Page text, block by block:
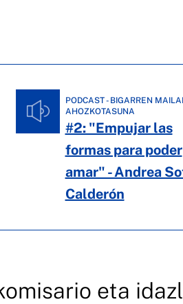
PODCAST - BIGARREN
AHOZKOTASUNA
#2: "Empujar las
formas para poder
amar" - Andrea
Calderón
eta